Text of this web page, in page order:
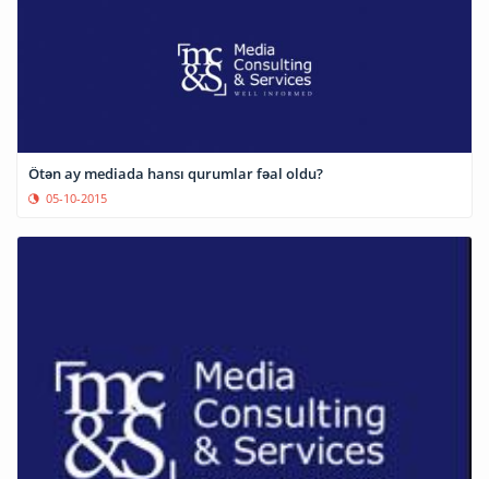
Ötən ay mediada hansı qurumlar fəal oldu?
05-10-2015